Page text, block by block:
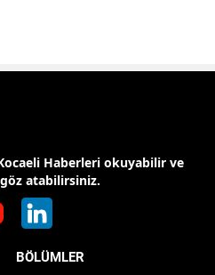
Haberleri okuyabilir ve
atabilirsiniz.
BÖLÜMLER